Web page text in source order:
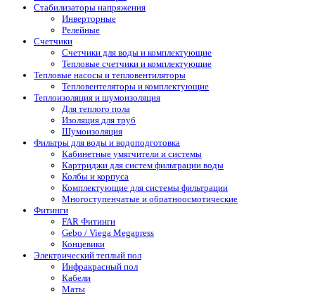
Стабилизаторы напряжения
Инверторные
Релейные
Счетчики
Счетчики для воды и комплектующие
Тепловые счетчики и комплектующие
Тепловые насосы и тепловентиляторы
Тепловентеляторы и комплектующие
Теплоизоляция и шумоизоляция
Для теплого пола
Изоляция для труб
Шумоизоляция
Фильтры для воды и водоподготовка
Кабинетные умягчители и системы
Картриджи для систем фильтрации воды
Колбы и корпуса
Комплектующие для системы фильтрации
Многоступенчатые и обратноосмотические
Фитинги
FAR Фитинги
Gebo / Viega Megapress
Концевики
Электрический теплый пол
Инфракрасный пол
Кабели
Маты